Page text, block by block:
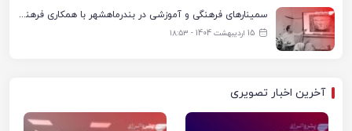
سمینارهای فرهنگی و آموزشی در بندرماهشهر با همکاری فرهنگ‌سرای پتروشیمی مارون
15 اردیبهشت 1404 - ۱۸:۵۳
آخرین اخبار تصویری